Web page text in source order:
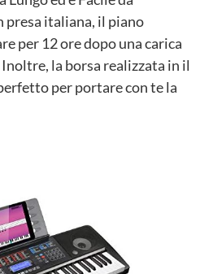
presa italiana, il piano
per 12 ore dopo una carica
la borsa realizzata in il
per portare con te la